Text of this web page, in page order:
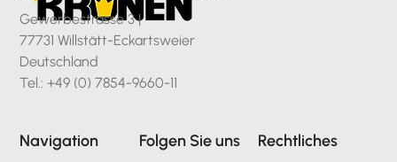
Gewerbestrasse 3 |
77731 Willstätt-Eckartsweier
Deutschland
Tel.: +49 (0) 7854-9660-11
Navigation Folgen Sie uns Rechtliches